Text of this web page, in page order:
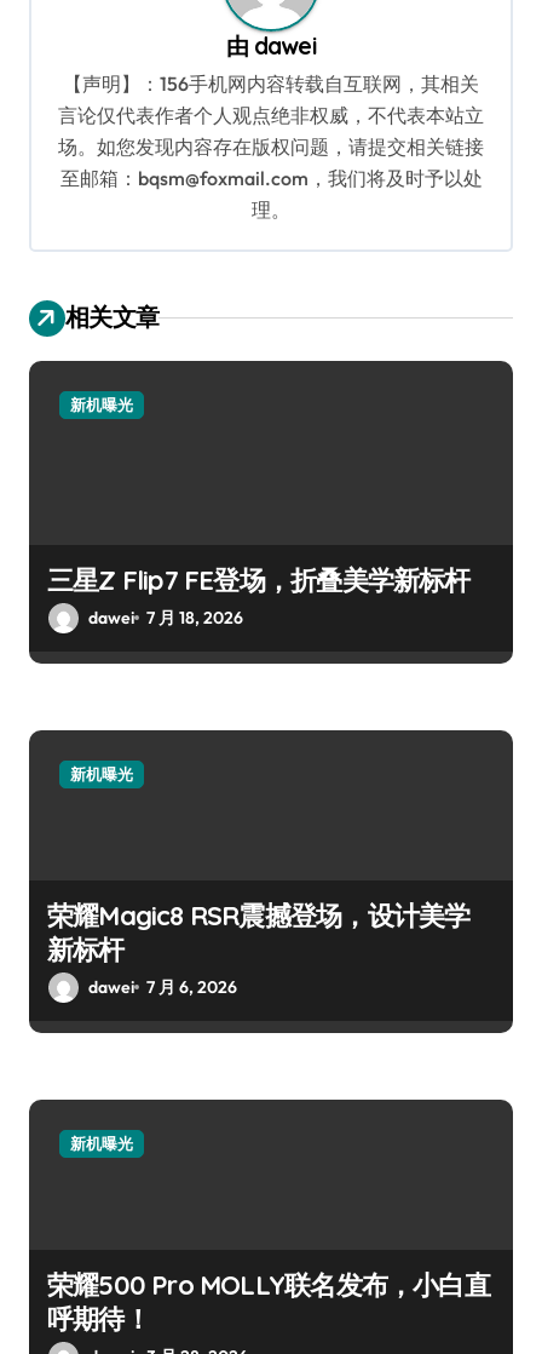
由 dawei
【声明】：156手机网内容转载自互联网，其相关
言论仅代表作者个人观点绝非权威，不代表本站立
场。如您发现内容存在版权问题，请提交相关链接
至邮箱：bqsm@foxmail.com，我们将及时予以处
理。
相关文章
新机曝光
三星Z Flip7 FE登场，折叠美学新标杆
dawei 7 月 18, 2026
新机曝光
荣耀Magic8 RSR震撼登场，设计美学
新标杆
dawei 7 月 6, 2026
新机曝光
荣耀500 Pro MOLLY联名发布，小白直
呼期待！